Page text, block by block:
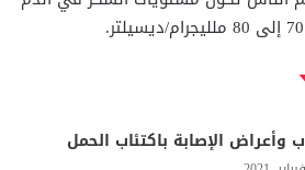
وأعراض الإصابة باكتئاب الحمل